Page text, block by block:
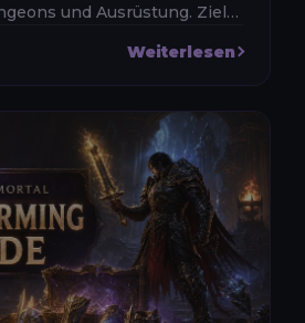
und Ausrüstung. Ziel
benötigtes Set-Item ...
Weiterlesen